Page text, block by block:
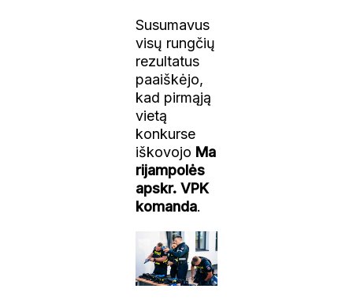
Susumavus
visų rungčių
rezultatus
paaiškėjo,
kad pirmąją
vietą
konkurse
iškovojo Ma
rijampolės
apskr. VPK
komanda.